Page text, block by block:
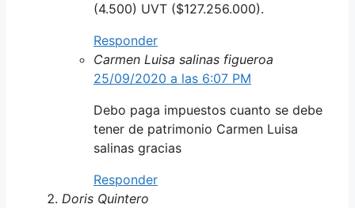
(4.500) UVT ($127.256.000).
Responder
Carmen Luisa salinas figueroa
25/09/2020 a las 6:07 PM
Debo paga impuestos cuanto se debe
tener de patrimonio Carmen Luisa
salinas gracias
Responder
Doris Quintero